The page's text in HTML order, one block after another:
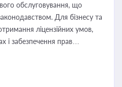
обслуговування, що
Для бізнесу та
ліцензійних умов,
і забезпечення прав